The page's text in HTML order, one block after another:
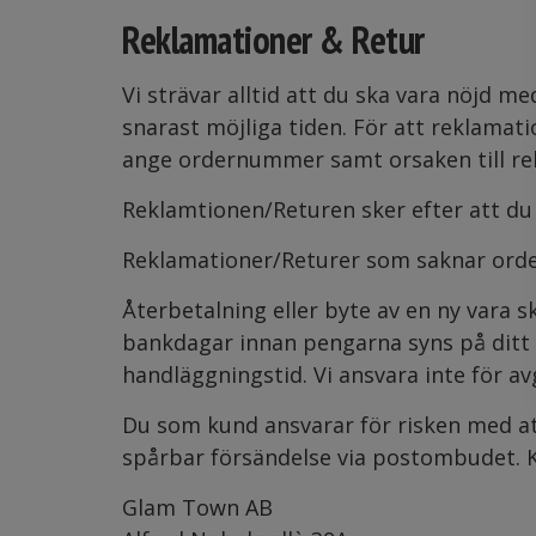
Reklamationer & Retur
Vi strävar alltid att du ska vara nöjd
snarast möjliga tiden. För att
ange ordernummer samt orsaken till
Reklamtionen/Returen sker efter att
Reklamationer/Returer som saknar
Återbetalning eller byte av en ny vara
bankdagar innan pengarna syns på
handläggningstid. Vi ansvara inte för
Du som kund ansvarar för risken med
spårbar försändelse via postombudet.
Glam Town AB